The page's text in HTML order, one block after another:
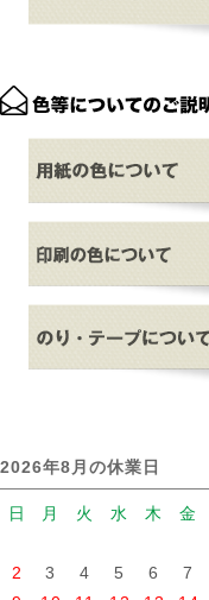
2026年8月の休業日
日 月 火 水 木 金
2
3 4 5 6 7